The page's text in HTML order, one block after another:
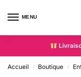
MENU
Accueil / Boutique /